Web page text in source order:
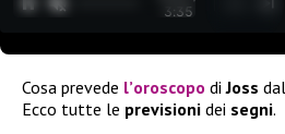
3:35
Cosa prevede l’oroscopo di Joss dal
Ecco tutte le previsioni dei segni.